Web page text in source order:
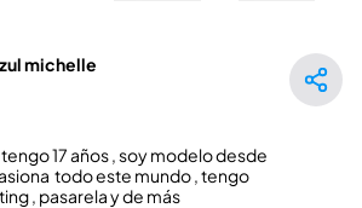
michelle
tengo 17 años , soy modelo desde
todo este mundo , tengo
, pasarela y de más